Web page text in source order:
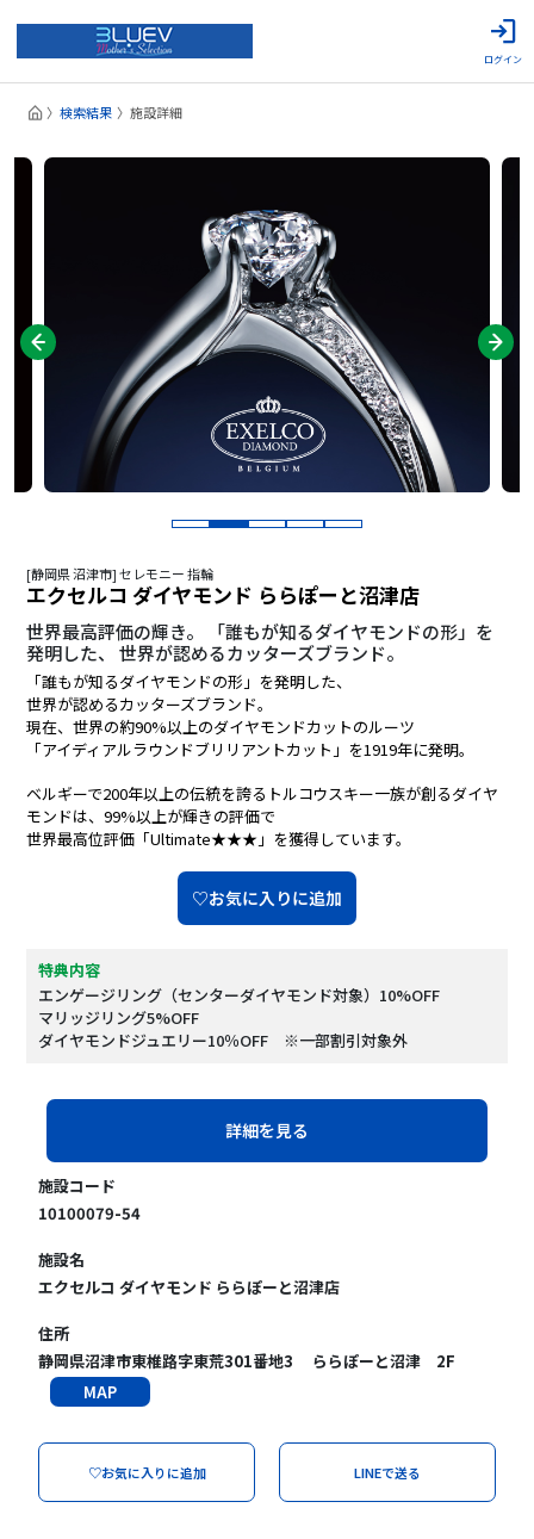
ログイン
検索結果 施設詳細
[静岡県 沼津市] セレモニー 指輪
エクセルコ ダイヤモンド ららぽーと沼津店
世界最高評価の輝き。 「誰もが知るダイヤモンドの形」を
発明した、 世界が認めるカッターズブランド。
「誰もが知るダイヤモンドの形」を発明した、
世界が認めるカッターズブランド。
現在、世界の約90%以上のダイヤモンドカットのルーツ
「アイディアルラウンドブリリアントカット」を1919年に発明。
ベルギーで200年以上の伝統を誇るトルコウスキー一族が創るダイヤ
モンドは、99%以上が輝きの評価で
世界最高位評価「Ultimate★★★」を獲得しています。
♡お気に入りに追加
特典内容
エンゲージリング（センターダイヤモンド対象）10%OFF
マリッジリング5%OFF
ダイヤモンドジュエリー10％OFF ※一部割引対象外
詳細を見る
施設コード
10100079-54
施設名
エクセルコ ダイヤモンド ららぽーと沼津店
住所
静岡県沼津市東椎路字東荒301番地3 ららぽーと沼津 2F
MAP
♡お気に入りに追加 LINEで送る